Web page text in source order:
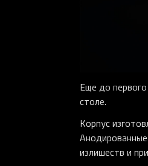
Еще до
столе.
Корпус
излишеств и